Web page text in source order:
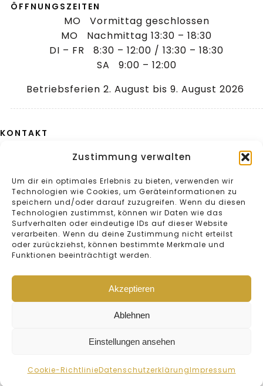
Zustimmung verwalten
Um dir ein optimales Erlebnis zu bieten, verwenden wir
Technologien wie Cookies, um Geräteinformationen zu
speichern und/oder darauf zuzugreifen. Wenn du diesen
Technologien zustimmst, können wir Daten wie das
Surfverhalten oder eindeutige IDs auf dieser Website
verarbeiten. Wenn du deine Zustimmung nicht erteilst
oder zurückziehst, können bestimmte Merkmale und
Funktionen beeinträchtigt werden.
Akzeptieren
Ablehnen
Einstellungen ansehen
Cookie-RichtlinieDatenschutzerklärungImpressum
ÖFFNUNGSZEITEN
MO Vormittag geschlossen
MO Nachmittag 13:30 – 18:30
DI – FR 8:30 – 12:00 / 13:30 – 18:30
SA 9:00 – 12:00
Betriebsferien 2. August bis 9. August 2026
KONTAKT
FL-9490 Vaduz
+423 232 25 64
Copyright © 2026 Ospelt Uhren und Schmuck AG. Alle Rechte
Cookie-Richtlinie
Datenschutzerklärung